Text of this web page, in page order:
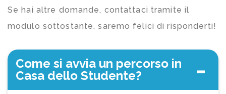
Se hai altre domande, contattaci tramite il
modulo sottostante, saremo felici di risponderti!
Come si avvia un percorso in
Casa dello Studente?